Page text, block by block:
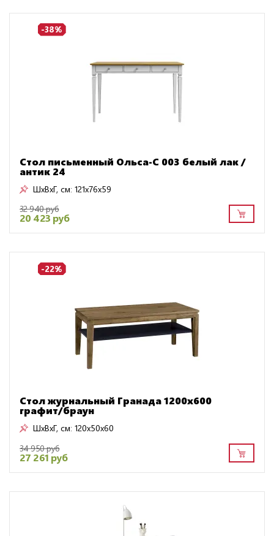
-38%
Стол письменный Ольса-С 003 белый лак /
антик 24
ШxВxГ, см: 121x76x59
32 940 руб
20 423 руб
-22%
Стол журнальный Гранада 1200х600
графит/браун
ШxВxГ, см: 120x50x60
34 950 руб
27 261 руб